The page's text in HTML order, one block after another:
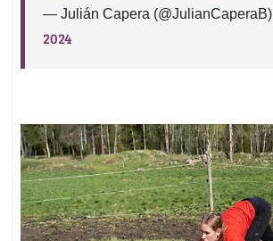
— Julián Capera (@JulianCaperaB)
2024